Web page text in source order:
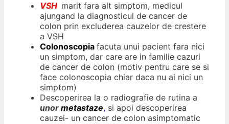
VSH marit fara alt simptom, medicul
ajungand la diagnosticul de cancer de
colon prin excluderea cauzelor de crestere
a VSH
Colonoscopia facuta unui pacient fara nici
un simptom, dar care are in familie cazuri
de cancer de colon (motiv pentru care se si
face colonoscopia chiar daca nu ai nici un
simptom)
Descoperirea la o radiografie de rutina a
unor metastaze, si apoi descoperirea
cauzei- un cancer de colon asimptomatic